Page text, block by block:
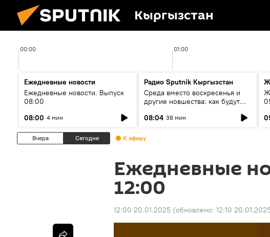
Кыргызстан
00:00 01:00
Ежедневные новости
Ежедневные новости. Выпуск
08:00
08:00 4 мин
Радио Sputnik Кыргызстан
Среда вместо воскресенья и
другие новшества: как будут
08:04 38 мин
Вчера Сегодня К эфиру
Ежедневные
12:00
12:00 20.01.2025 (обновлено: 12:10 20.01.2025